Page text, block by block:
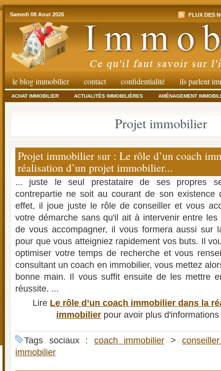
Samedi 08 Aout 2026 FLUX DES
le blog immobilier contact confidentialité ils parlent
ACHAT IMMOBILIER ACTUALITÉS IMMOBILIÈRES AMÉNAGEMENT
Projet immobilier
Projet immobilier sur : Le rôle d’un coach
réalisation d’un projet immobilier...
... juste le seul prestataire de ses propres
contrepartie ne soit au courant de son existence
effet, il joue juste le rôle de conseiller et vous
votre démarche sans qu'il ait à intervenir entre
de vous accompagner, il vous formera aussi sur
pour que vous atteigniez rapidement vos buts. Il
optimiser votre temps de recherche et vous
consultant un coach en immobilier, vous mettez
bonne main. Il vous suffit ensuite de les mettre
réussite. ...
Lire Le rôle d’un coach immobilier dans la
immobilier pour avoir plus
Tags sociaux : coach immobilier >
immobilier